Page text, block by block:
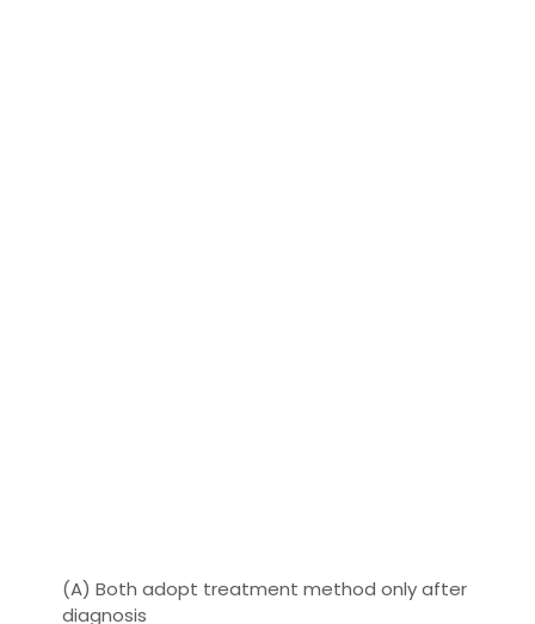
(A) Both adopt treatment method only after
diagnosis